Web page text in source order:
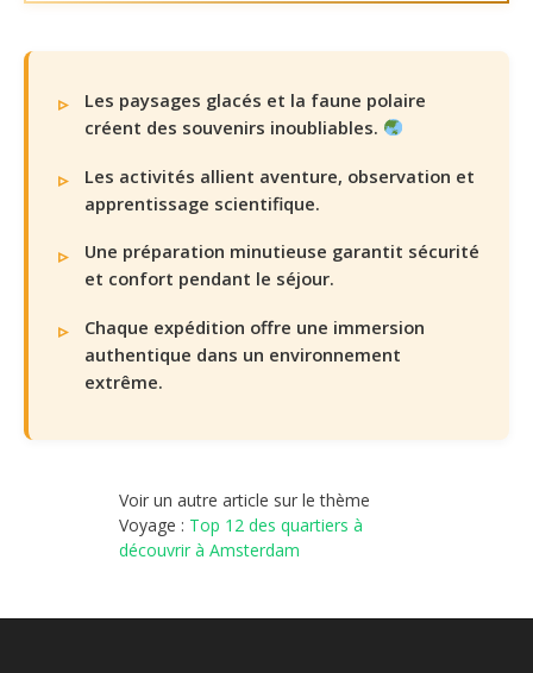
Les paysages glacés et la faune polaire
créent des souvenirs inoubliables.
Les activités allient aventure, observation et
apprentissage scientifique.
Une préparation minutieuse garantit sécurité
et confort pendant le séjour.
Chaque expédition offre une immersion
authentique dans un environnement
extrême.
Voir un autre article sur le thème
Voyage : Top 12 des quartiers à
découvrir à Amsterdam